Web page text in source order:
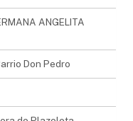
ANGELITA
Don Pedro